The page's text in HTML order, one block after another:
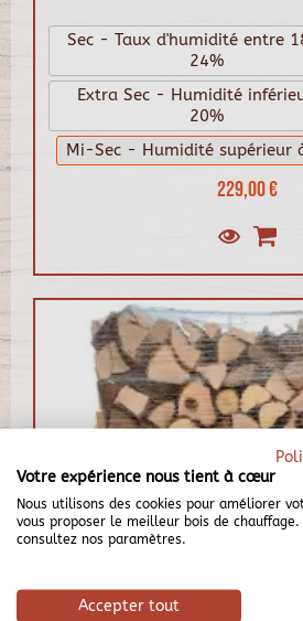
229,00 €
Sec - Taux d'humidité entre
24%
Extra Sec - Humidité
20%
Mi-Sec - Humidité supérieur
Votre expérience nous tient à cœur
Nous utilisons des cookies pour améliorer
vous proposer le meilleur bois de chauffage.
consultez nos paramètres.
Accepter tout